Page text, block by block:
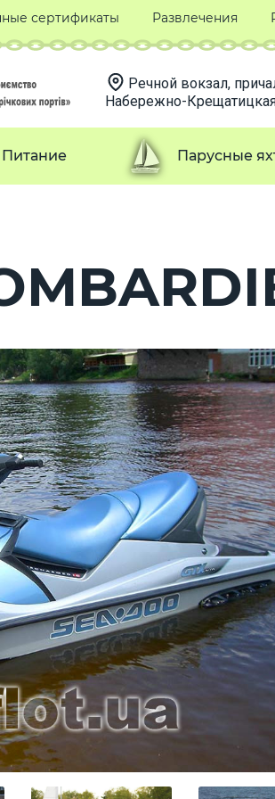
сертификаты Развлечения
Речной вокзал,
Набережно-
Питание Парусные